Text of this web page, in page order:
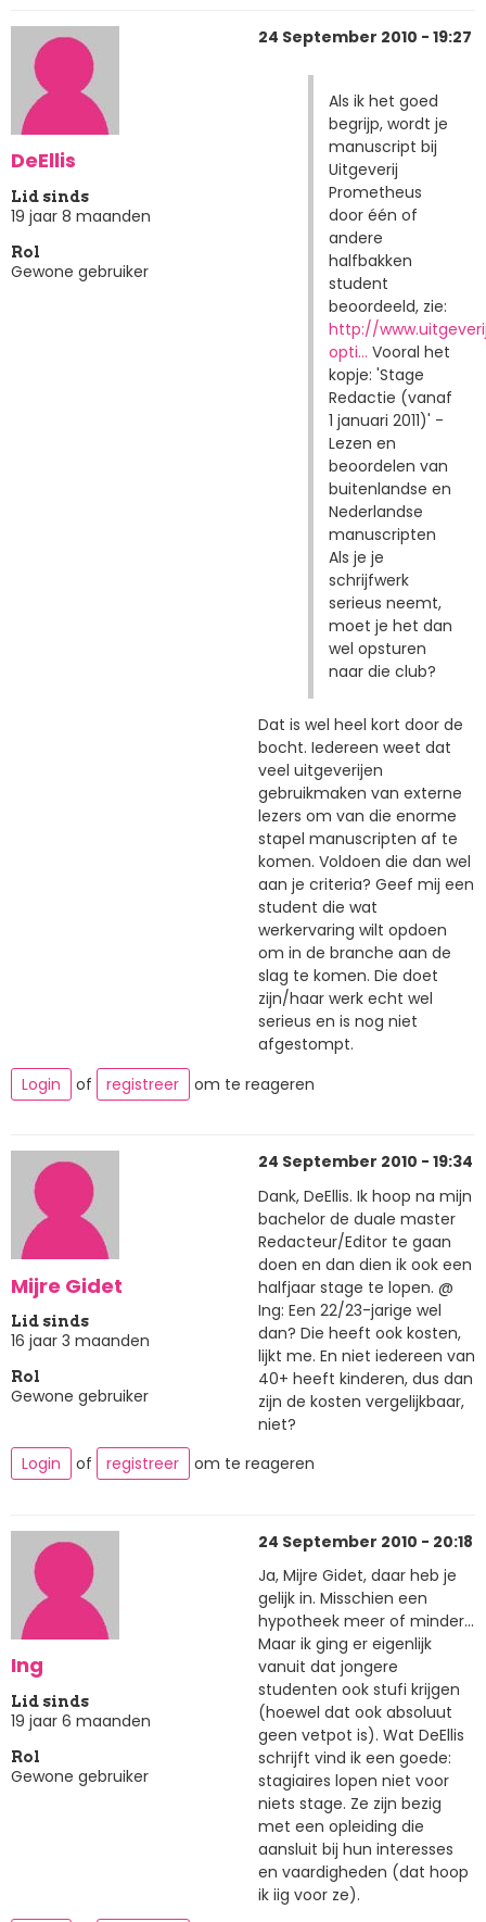
DeEllis
Lid sinds
19 jaar 8 maanden
Rol
Gewone gebruiker
24 September 2010 - 19:27
Als ik het goed
begrijp, wordt je
manuscript bij
Uitgeverij
Prometheus
door één of
andere
halfbakken
student
beoordeeld, zie:
http://
opti… Vooral het
kopje: 'Stage
Redactie (vanaf
1 januari 2011)' -
Lezen en
beoordelen van
buitenlandse en
Nederlandse
manuscripten
Als je je
schrijfwerk
serieus neemt,
moet je het dan
wel opsturen
naar die club?
Dat is wel heel kort door de
bocht. Iedereen weet dat
veel uitgeverijen
gebruikmaken van externe
lezers om van die enorme
stapel manuscripten af te
komen. Voldoen die dan wel
aan je criteria? Geef mij een
student die wat
werkervaring wilt opdoen
om in de branche aan de
slag te komen. Die doet
zijn/haar werk echt wel
serieus en is nog niet
afgestompt.
Login
of registreer om te reageren
Mijre Gidet
Lid sinds
16 jaar 3 maanden
Rol
Gewone gebruiker
24 September 2010 - 19:34
Dank, DeEllis. Ik hoop na mijn
bachelor de duale master
Redacteur/Editor te gaan
doen en dan dien ik ook een
halfjaar stage te lopen. @
Ing: Een 22/23-jarige wel
dan? Die heeft ook kosten,
lijkt me. En niet iedereen van
40+ heeft kinderen, dus dan
zijn de kosten vergelijkbaar,
niet?
Login
of registreer om te reageren
Ing
Lid sinds
19 jaar 6 maanden
Rol
Gewone gebruiker
24 September 2010 - 20:18
Ja, Mijre Gidet, daar heb je
gelijk in. Misschien een
hypotheek meer of minder...
Maar ik ging er eigenlijk
vanuit dat jongere
studenten ook stufi krijgen
(hoewel dat ook absoluut
geen vetpot is). Wat DeEllis
schrijft vind ik een goede:
stagiaires lopen niet voor
niets stage. Ze zijn bezig
met een opleiding die
aansluit bij hun interesses
en vaardigheden (dat hoop
ik iig voor ze).